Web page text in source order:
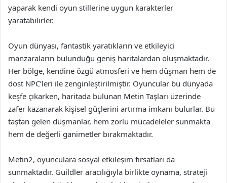
yaparak kendi oyun stillerine uygun karakterler
yaratabilirler.
Oyun dünyası, fantastik yaratıkların ve etkileyici
manzaraların bulunduğu geniş haritalardan oluşmaktadır.
Her bölge, kendine özgü atmosferi ve hem düşman hem de
dost NPC’leri ile zenginleştirilmiştir. Oyuncular bu dünyada
keşfe çıkarken, haritada bulunan Metin Taşları üzerinde
zafer kazanarak kişisel güçlerini artırma imkanı bulurlar. Bu
taştan gelen düşmanlar, hem zorlu mücadeleler sunmakta
hem de değerli ganimetler bırakmaktadır.
Metin2, oyunculara sosyal etkileşim fırsatları da
sunmaktadır. Guildler aracılığıyla birlikte oynama, strateji